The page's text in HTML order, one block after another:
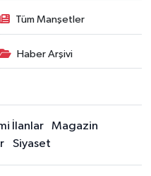
Tüm Manşetler
Haber Arşivi
İlanlar
Magazin
Siyaset